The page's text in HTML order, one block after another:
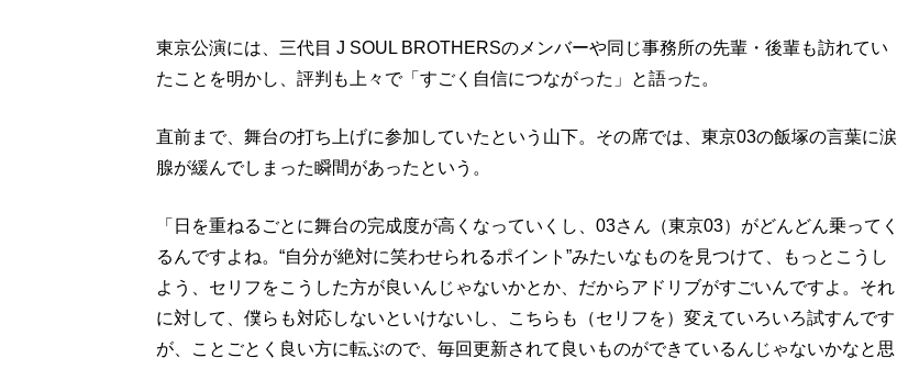
東京公演には、三代目 J SOUL BROTHERSのメンバーや同じ事務所の先輩・後輩も訪れてい
たことを明かし、評判も上々で「すごく自信につながった」と語った。
直前まで、舞台の打ち上げに参加していたという山下。その席では、東京03の飯塚の言葉に涙
腺が緩んでしまった瞬間があったという。
「日を重ねるごとに舞台の完成度が高くなっていくし、03さん（東京03）がどんどん乗ってく
るんですよね。“自分が絶対に笑わせられるポイント”みたいなものを見つけて、もっとこうし
よう、セリフをこうした方が良いんじゃないかとか、だからアドリブがすごいんですよ。それ
に対して、僕らも対応しないといけないし、こちらも（セリフを）変えていろいろ試すんです
が、ことごとく良い方に転ぶので、毎回更新されて良いものができているんじゃないかなと思